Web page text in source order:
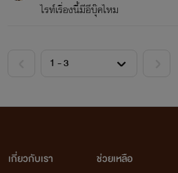
ไรท์เรื่องนี้มีอีบุ๊คไหม
เกี่ยวกับเรา
ช่วยเหลือ